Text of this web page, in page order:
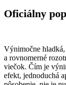
Oficiálny
Výnimočne
a rovnomerné
viečok. Čím je
efekt, jednoduchá